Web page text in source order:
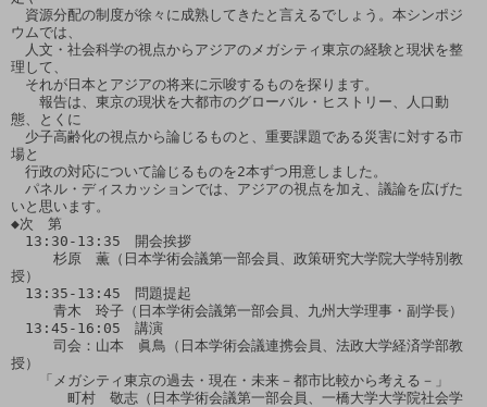
資源分配の制度が徐々に成熟してきたと言えるでしょう。本シンポジ
ウムでは、
人文・社会科学の視点からアジアのメガシティ東京の経験と現状を整
理して、
それが日本とアジアの将来に示唆するものを探ります。
報告は、東京の現状を大都市のグローバル・ヒストリー、人口動
態、とくに
少子高齢化の視点から論じるものと、重要課題である災害に対する市
場と
行政の対応について論じるものを2本ずつ用意しました。
パネル・ディスカッションでは、アジアの視点を加え、議論を広げた
いと思います。
◆次　第
13:30-13:35　開会挨拶
杉原　薫（日本学術会議第一部会員、政策研究大学院大学特別教
授）
13:35-13:45　問題提起
青木　玲子（日本学術会議第一部会員、九州大学理事・副学長）
13:45-16:05　講演
司会：山本　眞鳥（日本学術会議連携会員、法政大学経済学部教
授）
「メガシティ東京の過去・現在・未来－都市比較から考える－」
町村　敬志（日本学術会議第一部会員、一橋大学大学院社会学